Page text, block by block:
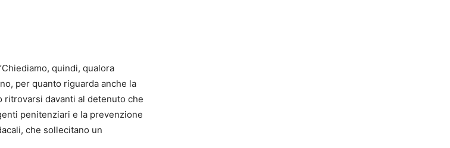
quindi, qualora
per quanto riguarda anche la
davanti al detenuto che
penitenziari e la prevenzione
che sollecitano un